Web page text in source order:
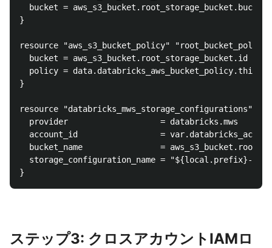
  bucket = aws_s3_bucket.root_storage_bucket.bucket
}
resource "aws_s3_bucket_policy"
  bucket = aws_s3_bucket.root_storage_bucket.id
policy =
}
resource "databricks_mws_storage_configurations"
  provider                   = databricks.mws
account_id                 =
bucket_name                =
storage_configuration_name = "${local.prefix}-
ステップ3: クロスアカウントIAMロ